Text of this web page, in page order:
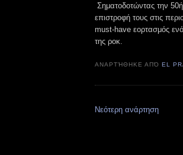
Σηματοδοτώντας την
επιστροφή τους στις
must-have εορτασμός
της ροκ.
ΑΝΑΡΤΉΘΗΚΕ ΑΠΌEL
Νεότερη ανάρτηση